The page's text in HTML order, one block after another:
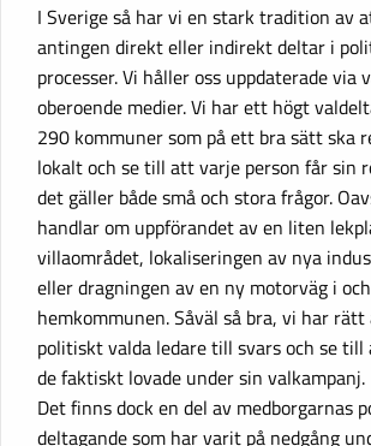
I Sverige så har vi en stark tradition av
antingen direkt eller indirekt deltar i
processer. Vi håller oss uppdaterade via
oberoende medier. Vi har ett högt
290 kommuner som på ett bra sätt ska
lokalt och se till att varje person får sin
det gäller både små och stora frågor.
handlar om uppförandet av en liten
villaområdet, lokaliseringen av nya
eller dragningen av en ny motorväg i
hemkommunen. Såväl så bra, vi har
politiskt valda ledare till svars och se till
de faktiskt lovade under sin valkampanj.
Det finns dock en del av medborgarnas
deltagande som har varit på nedgång